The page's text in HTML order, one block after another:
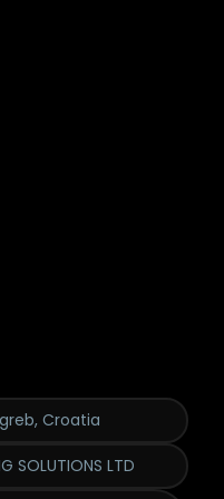
Croatia
SOLUTIONS LTD